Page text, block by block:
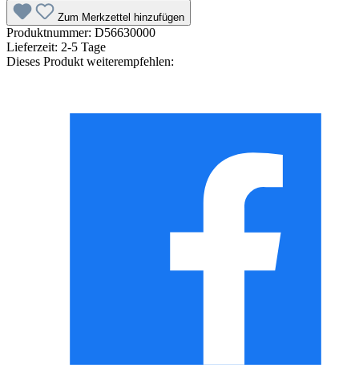
Zum Merkzettel hinzufügen
Produktnummer: D56630000
Lieferzeit: 2-5 Tage
Dieses Produkt weiterempfehlen: